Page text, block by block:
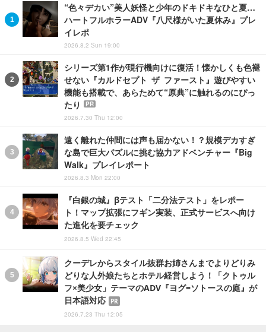
“色々デカい”美人妖怪と少年のドキドキなひと夏…
ハートフルホラーADV『八尺様がいた夏休み』プレ
イレポ
2026.8.2 Sun 19:00
シリーズ第1作が現行機向けに復活！懐かしくも色褪
せない『カルドセプト ザ ファースト』遊びやすい
機能も搭載で、あらためて“原典”に触れるのにぴっ
たり
PR
2026.7.30 Thu 12:00
遠く離れた仲間には声も届かない！？規模デカすぎ
な島で巨大パズルに挑む協力アドベンチャー『Big
Walk』プレイレポート
2026.8.3 Mon 22:00
『白銀の城』βテスト「二分法テスト」をレポー
ト！マップ拡張にフギン実装、正式サービスへ向け
た進化を要チェック
2026.8.5 Wed 22:45
クーデレからスタイル抜群お姉さんまでよりどりみ
どりな人外娘たちとホテル経営しよう！「クトゥル
フ×美少女」テーマのADV『ヨグ=ソトースの庭』が
日本語対応
PR
2026.7.23 Thu 12:05